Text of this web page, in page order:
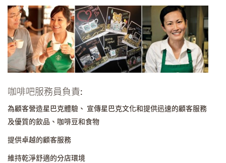
咖啡吧服務員負責:
為顧客營造星巴克體驗、 宣傳星巴克文化和提供迅速的顧客服務
及優質的飲品、咖啡豆和食物
提供卓越的顧客服務
維持乾淨舒適的分店環境